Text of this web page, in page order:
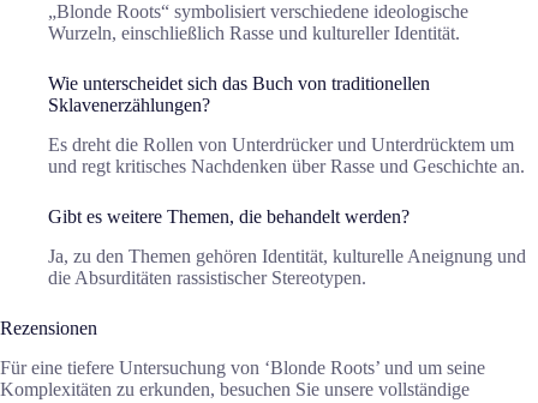
„Blonde Roots“ symbolisiert verschiedene ideologische
Wurzeln, einschließlich Rasse und kultureller Identität.
Wie unterscheidet sich das Buch von traditionellen
Sklavenerzählungen?
Es dreht die Rollen von Unterdrücker und Unterdrücktem um
und regt kritisches Nachdenken über Rasse und Geschichte an.
Gibt es weitere Themen, die behandelt werden?
Ja, zu den Themen gehören Identität, kulturelle Aneignung und
die Absurditäten rassistischer Stereotypen.
Rezensionen
Für eine tiefere Untersuchung von ‘Blonde Roots’ und um seine
Komplexitäten zu erkunden, besuchen Sie unsere vollständige